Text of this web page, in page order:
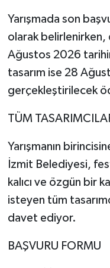
Yarışmada son
olarak belirlenirken,
Ağustos 2026
tasarım ise 28
gerçekleştirilecek
TÜM
Yarışmanın
İzmit Belediyesi,
kalıcı ve özgün bir
isteyen tüm
davet ediyor.
BAŞVURU FORMU